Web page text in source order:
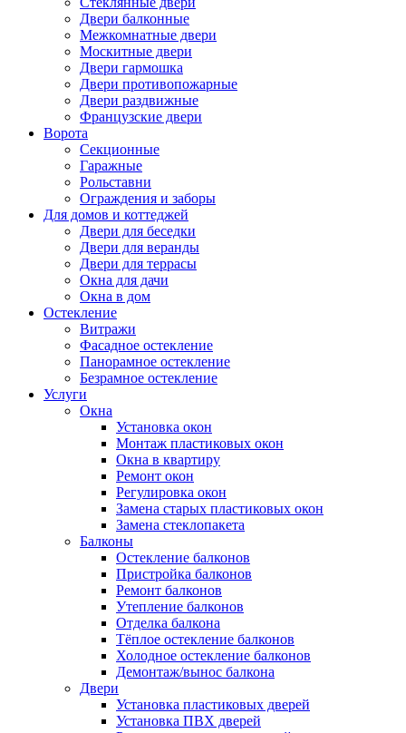
Двери балконные
Межкомнатные двери
Москитные двери
Двери гармошка
Двери противопожарные
Двери раздвижные
Французские двери
Ворота
Секционные
Гаражные
Рольставни
Ограждения и заборы
Для домов и коттеджей
Двери для беседки
Двери для веранды
Двери для террасы
Окна для дачи
Окна в дом
Остекление
Витражи
Фасадное остекление
Панорамное остекление
Безрамное остекление
Услуги
Окна
Установка окон
Монтаж пластиковых окон
Окна в квартиру
Ремонт окон
Регулировка окон
Замена старых пластиковых окон
Замена стеклопакета
Балконы
Остекление балконов
Пристройка балконов
Ремонт балконов
Утепление балконов
Отделка балкона
Тёплое остекление балконов
Холодное остекление балконов
Демонтаж/вынос балкона
Двери
Установка пластиковых дверей
Установка ПВХ дверей